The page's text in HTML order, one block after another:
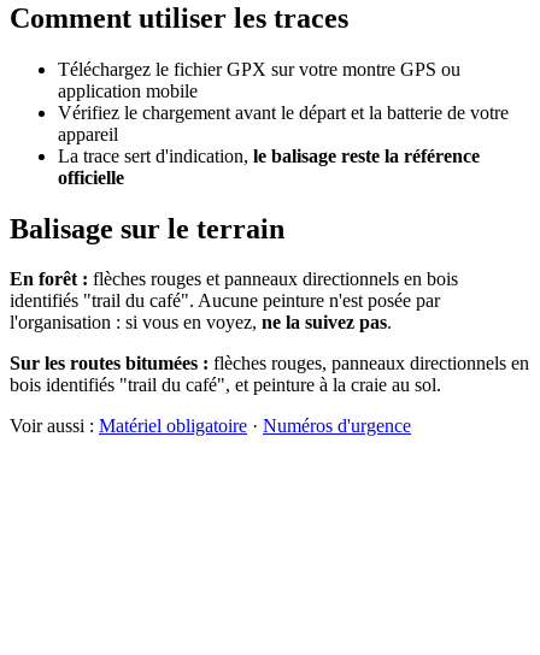
Comment utiliser les traces
Téléchargez le fichier GPX sur votre montre GPS ou
application mobile
Vérifiez le chargement avant le départ et la batterie de votre
appareil
La trace sert d'indication, le balisage reste la référence
officielle
Balisage sur le terrain
En forêt : flèches rouges et panneaux directionnels en bois
identifiés "trail du café". Aucune peinture n'est posée par
l'organisation : si vous en voyez, ne la suivez pas.
Sur les routes bitumées : flèches rouges, panneaux directionnels en
bois identifiés "trail du café", et peinture à la craie au sol.
Voir aussi : Matériel obligatoire · Numéros d'urgence